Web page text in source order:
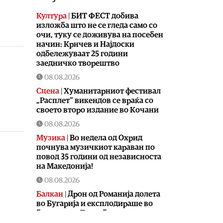
Култура | БИТ ФЕСТ добива
изложба што не се гледа само со
очи, туку се доживува на посебен
начин: Крнчев и Најдоски
одбележуваат 25 години
заедничко творештво
08.08.2026
Сцена | Хуманитарниот фестивал
„Расплет“ викендов се враќа со
своето второ издание во Кочани
08.08.2026
Музика | Во недела од Охрид
почнува музичкиот караван по
повод 35 години од независноста
на Македонија!
08.08.2026
Балкан | Дрон од Романија долета
во Бугарија и експлодираше во
близина на Трансбалканскиот